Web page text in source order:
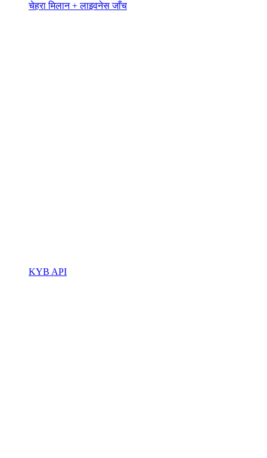
चेहरा मिलान + लाइवनेस जाँच
KYB API